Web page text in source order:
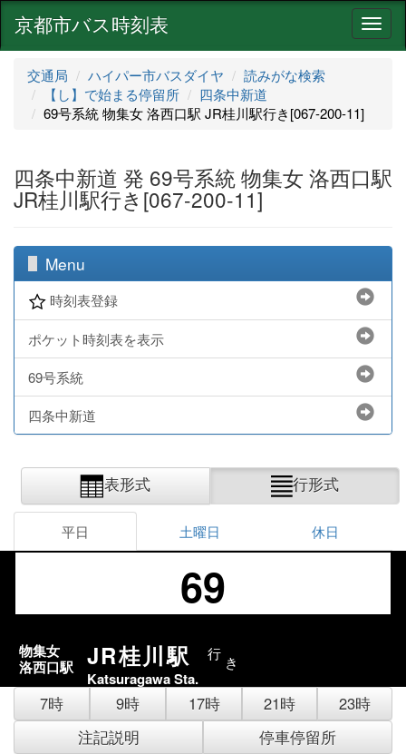
ナ
ビ
京都市バス時刻表
交通局 ハイパー市バスダイヤ
読みがな検索
【し】で始まる停留所
四条中新道
69号系統 物集女 洛西口駅 JR桂川駅行き[067-200-11]
四条中新道 発 69号系統 物集女 洛西口駅
JR桂川駅行き[067-200-11]
Menu
時刻表登録
ポケット時刻表を表示
69号系統
四条中新道
表形式 行形式
平日 土曜日 休日
69
物集女
洛西口駅
JR桂川駅 行 き
Katsuragawa Sta.
7時 9時 17時 21時
23時
注記説明
停車停留所